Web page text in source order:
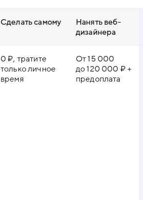
Сделать самому
Нанять веб-
дизайнера
0 ₽, тратите
только личное
время
От 15 000
до 120 000 ₽ +
предоплата